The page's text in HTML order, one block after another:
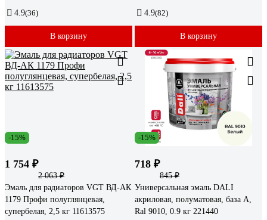
4.9(36)
В корзину
4.9(82)
В корзину
-15%
1 754 ₽
2 063 ₽
Эмаль для радиаторов VGT ВД-АК
1179 Профи полуглянцевая,
супербелая, 2,5 кг 11613575
-15%
718 ₽
845 ₽
Универсальная эмаль DALI
акриловая, полуматовая, база А,
Ral 9010, 0.9 кг 221440